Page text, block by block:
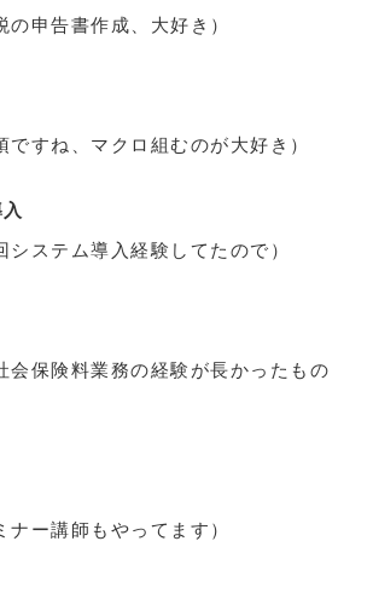
申告書作成、大好き）
すね、マクロ組むのが大好き）
ステム導入経験してたので）
保険料業務の経験が長かったもの
ー講師もやってます）